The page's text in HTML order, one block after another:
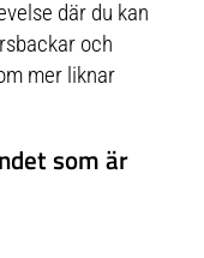
där du kan
och
mer liknar
som är